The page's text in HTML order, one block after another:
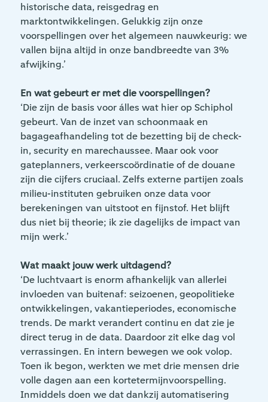
historische data, reisgedrag en
marktontwikkelingen. Gelukkig zijn onze
voorspellingen over het algemeen nauwkeurig: we
vallen bijna altijd in onze bandbreedte van 3%
afwijking.’
En wat gebeurt er met die voorspellingen?
‘Die zijn de basis voor álles wat hier op Schiphol
gebeurt. Van de inzet van schoonmaak en
bagageafhandeling tot de bezetting bij de check-
in, security en marechaussee. Maar ook voor
gateplanners, verkeerscoördinatie of de douane
zijn die cijfers cruciaal. Zelfs externe partijen zoals
milieu-instituten gebruiken onze data voor
berekeningen van uitstoot en fijnstof. Het blijft
dus niet bij theorie; ik zie dagelijks de impact van
mijn werk.’
Wat maakt jouw werk uitdagend?
‘De luchtvaart is enorm afhankelijk van allerlei
invloeden van buitenaf: seizoenen, geopolitieke
ontwikkelingen, vakantieperiodes, economische
trends. De markt verandert continu en dat zie je
direct terug in de data. Daardoor zit elke dag vol
verrassingen. En intern bewegen we ook volop.
Toen ik begon, werkten we met drie mensen drie
volle dagen aan een kortetermijnvoorspelling.
Inmiddels doen we dat dankzij automatisering